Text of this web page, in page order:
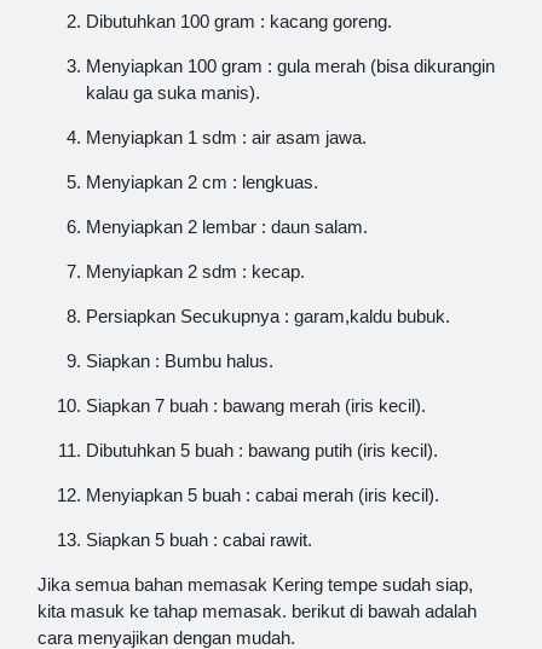
Dibutuhkan 100 gram : kacang goreng.
Menyiapkan 100 gram : gula merah (bisa dikurangin
kalau ga suka manis).
Menyiapkan 1 sdm : air asam jawa.
Menyiapkan 2 cm : lengkuas.
Menyiapkan 2 lembar : daun salam.
Menyiapkan 2 sdm : kecap.
Persiapkan Secukupnya : garam,kaldu bubuk.
Siapkan : Bumbu halus.
Siapkan 7 buah : bawang merah (iris kecil).
Dibutuhkan 5 buah : bawang putih (iris kecil).
Menyiapkan 5 buah : cabai merah (iris kecil).
Siapkan 5 buah : cabai rawit.
Jika semua bahan memasak Kering tempe sudah siap,
kita masuk ke tahap memasak. berikut di bawah adalah
cara menyajikan dengan mudah.